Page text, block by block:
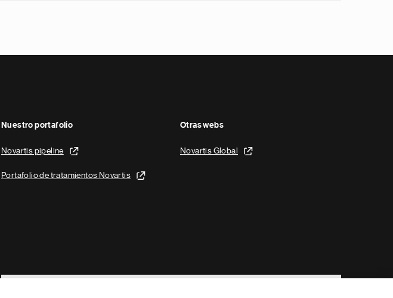
Nuestro portafolio
Novartis pipeline
Portafolio de tratamientos Novartis
Otras webs
Novartis Global
Footer Site Search